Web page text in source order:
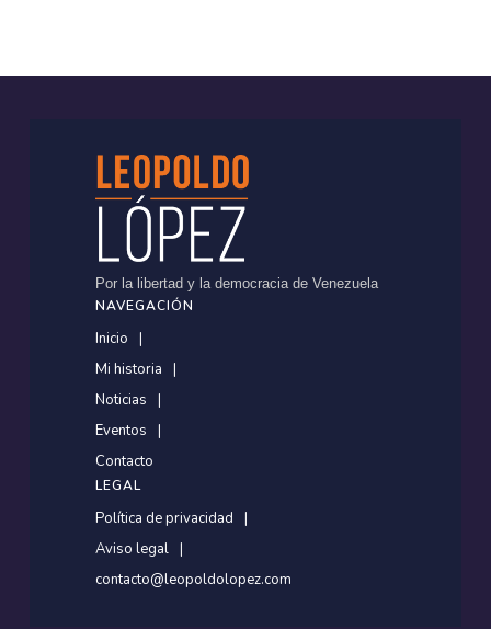
Por la libertad y la democracia de Venezuela
NAVEGACIÓN
Inicio
Mi historia
Noticias
Eventos
Contacto
LEGAL
Política de privacidad
Aviso legal
contacto@leopoldolopez.com